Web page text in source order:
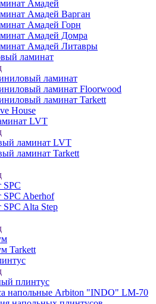
Амадей
Амадей Варган
Амадей Горн
Амадей Домра
Амадей Литавры
ламинат
ламинат
ламинат Floorwood
ламинат Tarkett
House
LVT
ламинат LVT
ламинат Tarkett
SPC
SPC Aberhof
Alta Step
Tarkett
плинтус
напольные Arbiton "INDO" LM-70